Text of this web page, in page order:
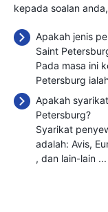
kepada soalan
Apakah jenis
Saint
Pada masa ini
Petersburg
Apakah
Petersburg?
Syarikat
adalah: Avis
, dan lain-lain ...